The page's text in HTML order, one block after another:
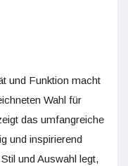
und Funktion macht
Wahl für
das umfangreiche
und inspirierend
und Auswahl legt,